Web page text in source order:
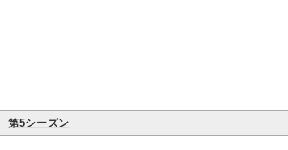
第5シーズン